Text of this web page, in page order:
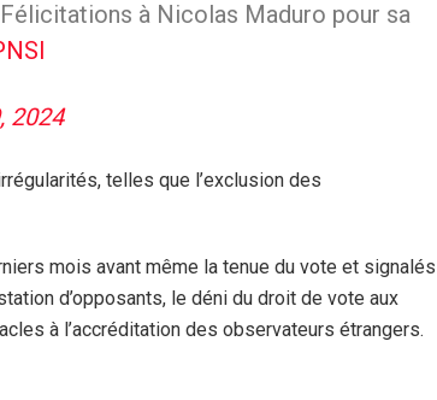
à Nicolas Maduro pour sa
2024
telles que l’exclusion des
mois avant même la tenue du vote et signalés
d’opposants, le déni du droit de vote aux
à l’accréditation des observateurs étrangers.